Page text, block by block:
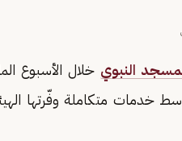
النبوي
خدمات متكاملة وفّرتها